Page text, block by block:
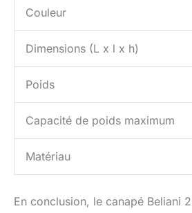
Couleur
Dimensions (L x l x h)
Poids
Capacité de poids maximum
Matériau
En conclusion, le canapé Beliani